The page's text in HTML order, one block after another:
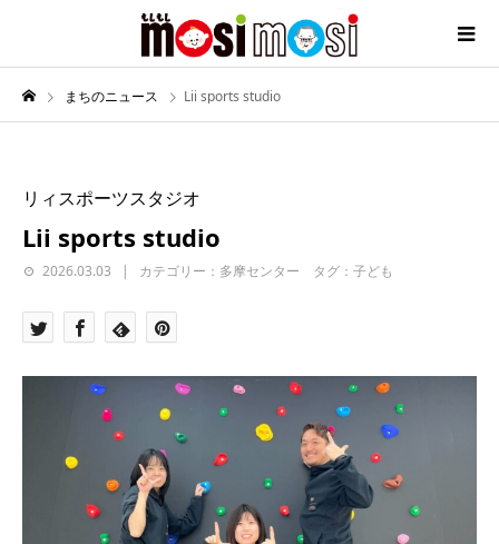
まちのニュース Lii sports studio
リィスポーツスタジオ
Lii sports studio
2026.03.03 カテゴリー：多摩センター タグ：子ども